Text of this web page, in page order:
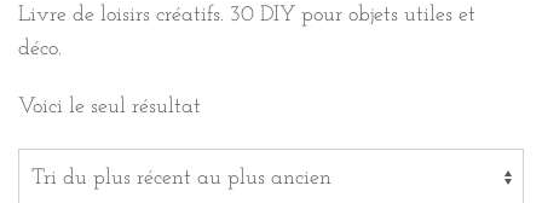
Livre de loisirs créatifs. 30 DIY pour objets utiles et
déco.
Voici le seul résultat